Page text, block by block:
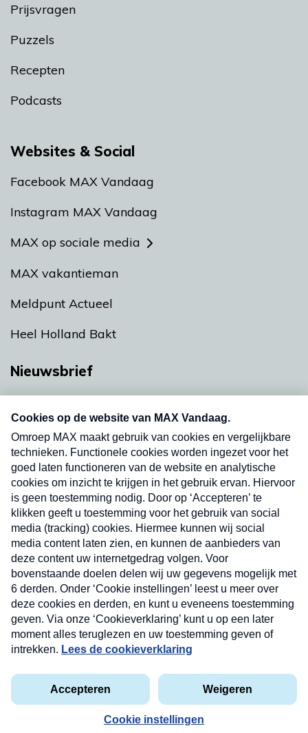
Prijsvragen
Puzzels
Recepten
Podcasts
Websites & Social
Facebook MAX Vandaag
Instagram MAX Vandaag
MAX op sociale media
MAX vakantieman
Meldpunt Actueel
Heel Holland Bakt
Nieuwsbrief
nieuwsbrief. Elke vrijdag- en dinsdagochtend in
uw mailbox.
Verzend
Privacyverklaring
Cookieverklaring
Kwetsbaarheid melden
Copyright © 2026 MAX Vandaag - Omroep MAX
Nieuwsbrief
Neem hier een gratis abonnement op onze
nieuwsbrief. Elke vrijdag- en dinsdagochtend in uw